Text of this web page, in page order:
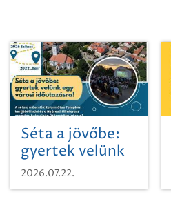
Séta a jövőbe:
gyertek velünk
egy városi
időutazásra!
2026.07.22.